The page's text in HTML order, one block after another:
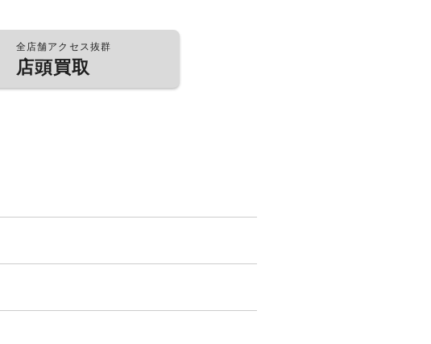
全店舗アクセス抜群
店頭買取